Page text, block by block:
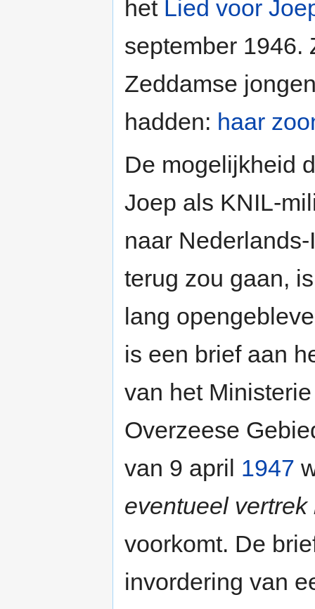
het Lied voor
september 1946.
Zeddamse
hadden: haar
De mogelijkheid
Joep als KNIL-
naar
terug zou gaan,
lang
is een brief aan
van het
Overzeese
van 9 april 1947
eventueel
voorkomt. De
invordering van